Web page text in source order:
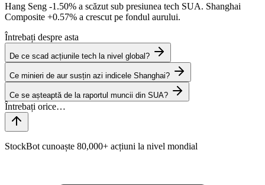
Hang Seng -1.50% a scăzut sub presiunea tech SUA. Shanghai
Composite +0.57% a crescut pe fondul aurului.
Întrebați despre asta
De ce scad acțiunile tech la nivel global?
Ce minieri de aur susțin azi indicele Shanghai?
Ce se așteaptă de la raportul muncii din SUA?
StockBot cunoaște 80,000+ acțiuni la nivel mondial